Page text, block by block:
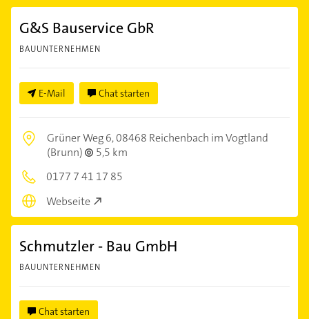
G&S Bauservice GbR
BAUUNTERNEHMEN
E-Mail Chat starten
Grüner Weg 6,08468 Reichenbach im Vogtland
(Brunn)
5,5 km
0177 7 41 17 85
Webseite
Schmutzler - Bau GmbH
BAUUNTERNEHMEN
Chat starten